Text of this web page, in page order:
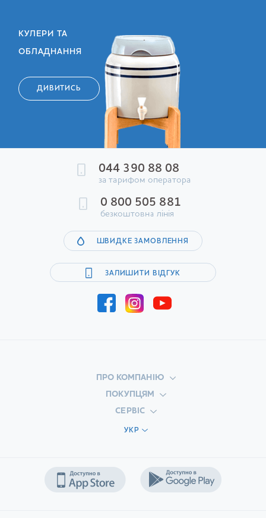
КУЛЕРИ ТА
ОБЛАДНАННЯ
ДИВИТИСЬ
044 390 88 08
за тарифом оператора
0 800 505 881
безкоштовна лінія
ШВИДКЕ ЗАМОВЛЕННЯ
ЗАЛИШИТИ ВІДГУК
ПРО КОМПАНІЮ
ПОКУПЦЯМ
СЕРВІС
УКР